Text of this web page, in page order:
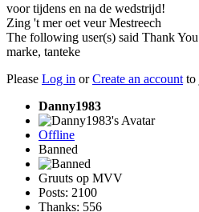
voor tijdens en na de wedstrijd!
Zing 't mer oet veur Mestreech
The following user(s) said Thank
marke, tanteke
Please Log in orCreate an account to
Danny1983
Offline
Banned
Gruuts op MVV
Posts: 2100
Thanks: 556